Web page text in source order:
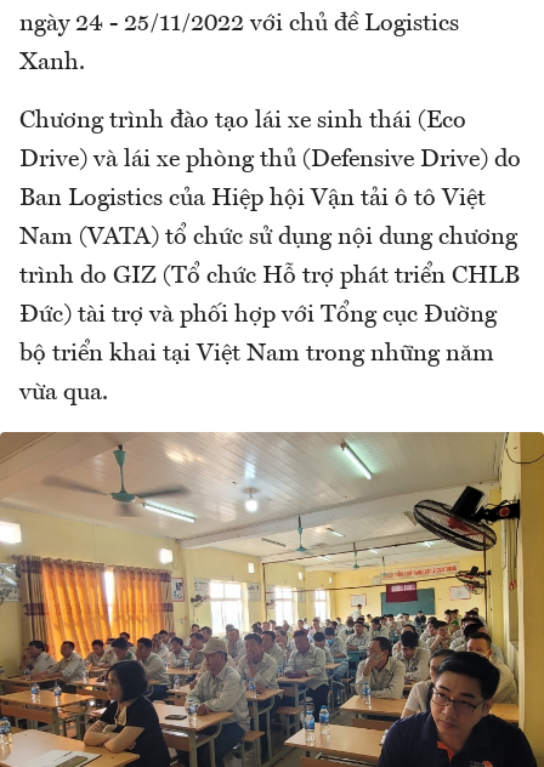
ngày 24 - 25/11/2022 với chủ đề Logistics
Xanh.
Chương trình đào tạo lái xe sinh thái (Eco
Drive) và lái xe phòng thủ (Defensive Drive) do
Ban Logistics của Hiệp hội Vận tải ô tô Việt
Nam (VATA) tổ chức sử dụng nội dung chương
trình do GIZ (Tổ chức Hỗ trợ phát triển CHLB
Đức) tài trợ và phối hợp với Tổng cục Đường
bộ triển khai tại Việt Nam trong những năm
vừa qua.